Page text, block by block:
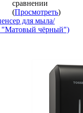
сравнении
(Просмотреть)
для мыла/
"Матовый чёрный")